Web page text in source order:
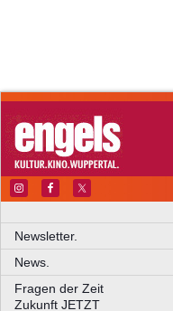
Newsletter.
News.
Fragen der Zeit
Zukunft JETZT